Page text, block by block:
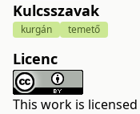
Kulcsszavak
kurgán temető
Licenc
This work is